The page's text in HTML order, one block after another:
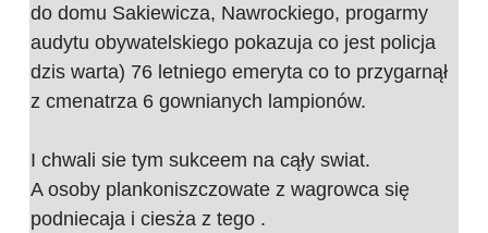
do domu Sakiewicza, Nawrockiego, progarmy
audytu obywatelskiego pokazuja co jest policja
dzis warta) 76 letniego emeryta co to przygarnął
z cmenatrza 6 gownianych lampionów.
I chwali sie tym sukceem na cąły swiat.
A osoby plankoniszczowate z wagrowca się
podniecaja i ciesża z tego .